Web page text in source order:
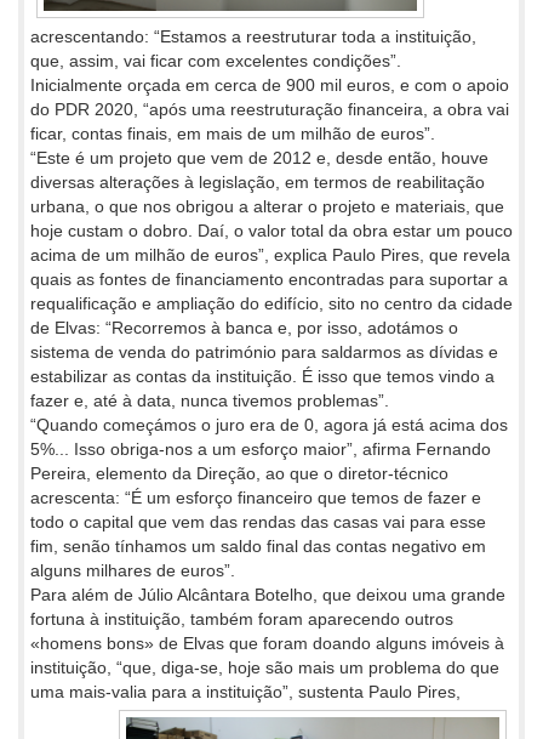
acrescentando: “Estamos a reestruturar toda a instituição,
que, assim, vai ficar com excelentes condições”.
Inicialmente orçada em cerca de 900 mil euros, e com o apoio
do PDR 2020, “após uma reestruturação financeira, a obra vai
ficar, contas finais, em mais de um milhão de euros”.
“Este é um projeto que vem de 2012 e, desde então, houve
diversas alterações à legislação, em termos de reabilitação
urbana, o que nos obrigou a alterar o projeto e materiais, que
hoje custam o dobro. Daí, o valor total da obra estar um pouco
acima de um milhão de euros”, explica Paulo Pires, que revela
quais as fontes de financiamento encontradas para suportar a
requalificação e ampliação do edifício, sito no centro da cidade
de Elvas: “Recorremos à banca e, por isso, adotámos o
sistema de venda do património para saldarmos as dívidas e
estabilizar as contas da instituição. É isso que temos vindo a
fazer e, até à data, nunca tivemos problemas”.
“Quando começámos o juro era de 0, agora já está acima dos
5%... Isso obriga-nos a um esforço maior”, afirma Fernando
Pereira, elemento da Direção, ao que o diretor-técnico
acrescenta: “É um esforço financeiro que temos de fazer e
todo o capital que vem das rendas das casas vai para esse
fim, senão tínhamos um saldo final das contas negativo em
alguns milhares de euros”.
Para além de Júlio Alcântara Botelho, que deixou uma grande
fortuna à instituição, também foram aparecendo outros
«homens bons» de Elvas que foram doando alguns imóveis à
instituição, “que, diga-se, hoje são mais um problema do que
uma mais-valia para a instituição”, sustenta Paulo Pires,